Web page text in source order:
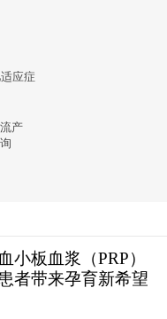
应症
产
小板血浆（PRP）
者带来孕育新希望